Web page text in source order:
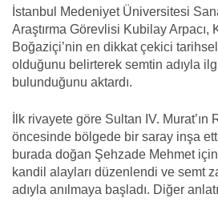
İstanbul Medeniyet Üniversitesi
Araştırma Görevlisi Kubilay Arpacı,
Boğaziçi’nin en dikkat çekici
olduğunu belirterek semtin adıyla
bulunduğunu aktardı.
İlk rivayete göre Sultan IV. Murat’ın
öncesinde bölgede bir saray inşa
burada doğan Şehzade Mehmet
kandil alayları düzenlendi ve semt
adıyla anılmaya başladı. Diğer